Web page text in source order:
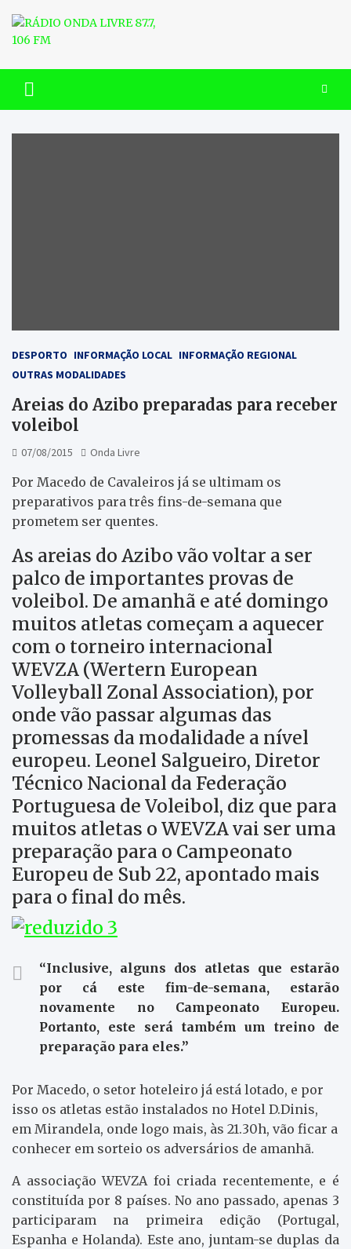
content
RÁDIO ONDA LIVRE 87.7, 106
FM
DESPORTO INFORMAÇÃO LOCAL INFORMAÇÃO REGIONAL
OUTRAS MODALIDADES
Areias do Azibo preparadas para receber
voleibol
07/08/2015 Onda Livre
Por Macedo de Cavaleiros já se ultimam os
preparativos para três fins-de-semana que
prometem ser quentes.
As areias do Azibo vão voltar a ser
palco de importantes provas de
voleibol. De amanhã e até domingo
muitos atletas começam a aquecer
com o torneiro internacional
WEVZA (Wertern European
Volleyball Zonal Association), por
onde vão passar algumas das
promessas da modalidade a nível
europeu. Leonel Salgueiro, Diretor
Técnico Nacional da Federação
Portuguesa de Voleibol, diz que para
muitos atletas o WEVZA vai ser uma
preparação para o Campeonato
Europeu de Sub 22, apontado mais
para o final do mês.
“Inclusive, alguns dos atletas que estarão
por cá este fim-de-semana, estarão
novamente no Campeonato Europeu.
Portanto, este será também um treino de
preparação para eles.”
Por Macedo, o setor hoteleiro já está lotado, e por
isso os atletas estão instalados no Hotel D.Dinis,
em Mirandela, onde logo mais, às 21.30h, vão ficar a
conhecer em sorteio os adversários de amanhã.
A associação WEVZA foi criada recentemente, e é
constituída por 8 países. No ano passado, apenas 3
participaram na primeira edição (Portugal,
Espanha e Holanda). Este ano, juntam-se duplas da